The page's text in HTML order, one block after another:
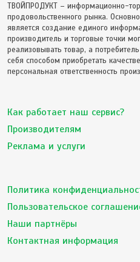
ТВОЙПРОДУКТ – информационно-
продовольственного рынка.
является создание единого
производитель и торговые точки
реализовывать товар, а
себя способом приобретать
персональная ответственность
Как работает наш сервис?
Производителям
Реклама и услуги
Политика
Пользовательское
Наши партнёры
Контактная информация